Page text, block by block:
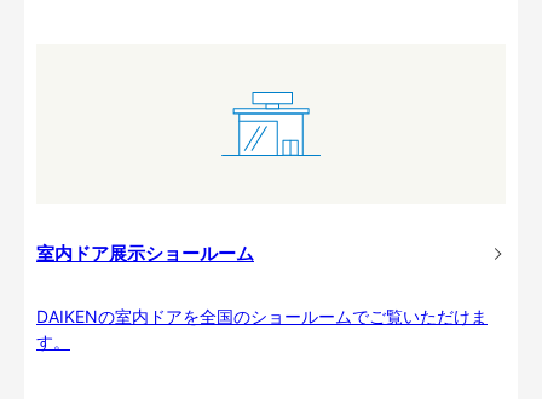
室内ドア展示ショールーム
DAIKENの室内ドアを全国のショールームでご覧いただけま
す。